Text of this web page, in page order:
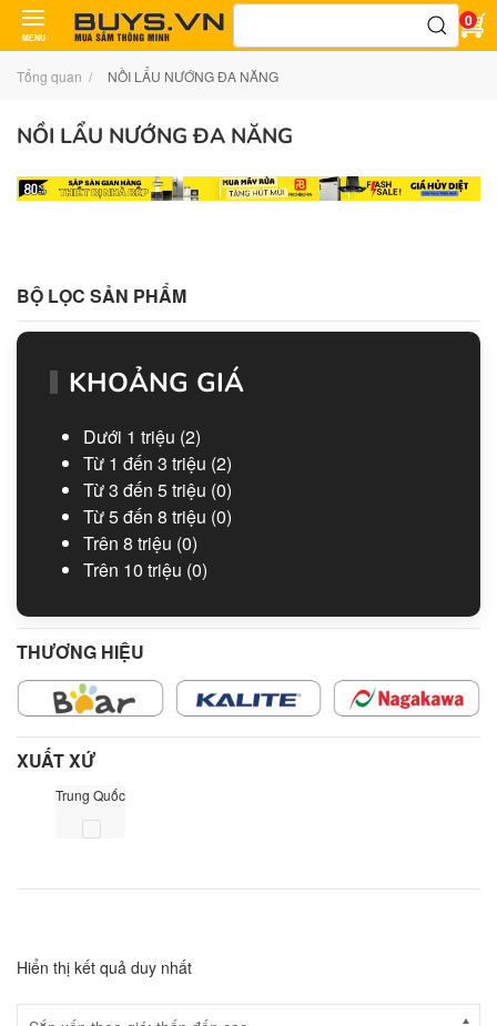
MENU
Tìm
0
Tổng quan NỒI LẨU NƯỚNG ĐA NĂNG
NỒI LẨU NƯỚNG ĐA NĂNG
BỘ LỌC SẢN PHẨM
KHOẢNG GIÁ
Dưới 1 triệu (2)
Từ 1 đến 3 triệu (2)
Từ 3 đến 5 triệu (0)
Từ 5 đến 8 triệu (0)
Trên 8 triệu (0)
Trên 10 triệu (0)
THƯƠNG HIỆU
XUẤT XỨ
Trung Quốc
Hiển thị kết quả duy nhất